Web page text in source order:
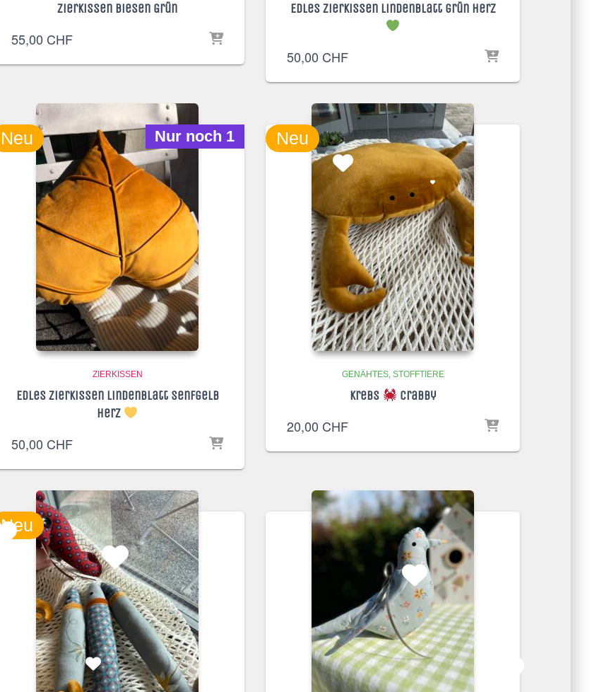
Zierkissen Biesen Grün
55,00 CHF
Edles Zierkissen Lindenblatt grün Herz
50,00 CHF
Neu Nur noch 1
ZIERKISSEN
Edles Zierkissen Lindenblatt senfgelb
Herz
50,00 CHF
Neu
GENÄHTES STOFFTIERE
Krebs Crabby
20,00 CHF
Neu